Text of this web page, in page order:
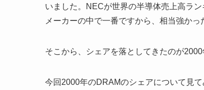
いました。NECが世界の半導体売上高ラ
メーカーの中で一番ですから、相当強か
そこから、シェアを落としてきたのが2000
今回2000年のDRAMのシェアについて見て